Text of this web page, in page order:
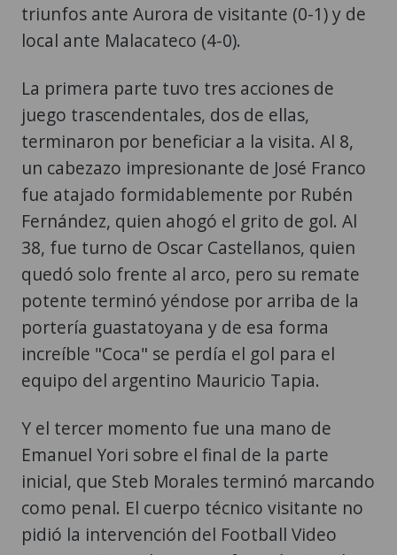
triunfos ante Aurora de visitante (0-1) y de
local ante Malacateco (4-0).
La primera parte tuvo tres acciones de
juego trascendentales, dos de ellas,
terminaron por beneficiar a la visita. Al 8,
un cabezazo impresionante de José Franco
fue atajado formidablemente por Rubén
Fernández, quien ahogó el grito de gol. Al
38, fue turno de Oscar Castellanos, quien
quedó solo frente al arco, pero su remate
potente terminó yéndose por arriba de la
portería guastatoyana y de esa forma
increíble "Coca" se perdía el gol para el
equipo del argentino Mauricio Tapia.
Y el tercer momento fue una mano de
Emanuel Yori sobre el final de la parte
inicial, que Steb Morales terminó marcando
como penal. El cuerpo técnico visitante no
pidió la intervención del Football Video